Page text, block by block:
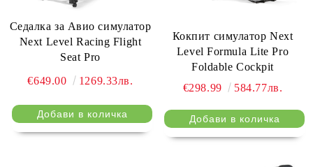
Седалка за Авио симулатор
Next Level Racing Flight
Seat Pro
€649.00
1269.33лв.
Кокпит симулатор Next
Level Formula Lite Pro
Foldable Cockpit
€298.99
584.77лв.